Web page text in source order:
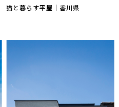
猫と暮らす平屋｜香川県